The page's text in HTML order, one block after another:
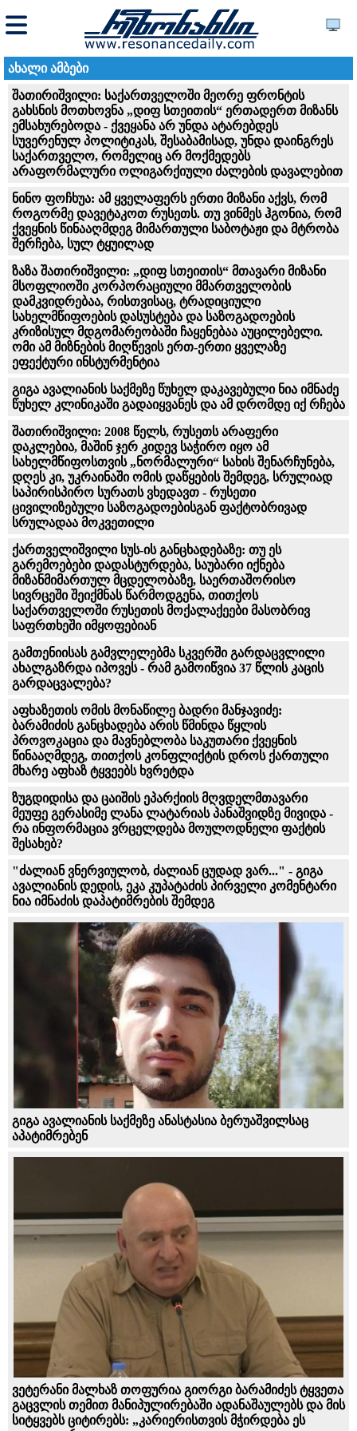
ახალი ამბები
შათირიშვილი: საქართველოში მეორე ფრონტის
გახსნის მოთხოვნა „დიფ სთეითის“ ერთადერთ მიზანს
ემსახურებოდა - ქვეყანა არ უნდა ატარებდეს
სუვერენულ პოლიტიკას, შესაბამისად, უნდა დაინგრეს
საქართველო, რომელიც არ მოქმედებს
არაფორმალური ოლიგარქიული ძალების დავალებით
ნინო ფოჩხუა: ამ ყველაფერს ერთი მიზანი აქვს, რომ
როგორმე დავეტაკოთ რუსეთს. თუ ვინმეს ჰგონია, რომ
ქვეყნის წინააღმდეგ მიმართული საბოტაჟი და მტრობა
შერჩება, სულ ტყუილად
ზაზა შათირიშვილი: „დიფ სთეითის“ მთავარი მიზანი
მსოფლიოში კორპორაციული მმართველობის
დამკვიდრებაა, რისთვისაც, ტრადიციული
სახელმწიფოების დასუსტება და საზოგადოების
კრიზისულ მდგომარეობაში ჩაყენებაა აუცილებელი.
ომი ამ მიზნების მიღწევის ერთ-ერთი ყველაზე
ეფექტური ინსტურმენტია
გიგა ავალიანის საქმეზე წუხელ დაკავებული ნია იმნაძე
წუხელ კლინიკაში გადაიყვანეს და ამ დრომდე იქ რჩება
შათირიშვილი: 2008 წელს, რუსეთს არაფერი
დაკლებია, მაშინ ჯერ კიდევ საჭირო იყო ამ
სახელმწიფოსთვის „ნორმალური“ სახის შენარჩუნება,
დღეს კი, უკრაინაში ომის დაწყების შემდეგ, სრულიად
საპირისპირო სურათს ვხედავთ - რუსეთი
ცივილიზებული საზოგადოებისგან ფაქტობრივად
სრულადაა მოკვეთილი
ქართველიშვილი სუს-ის განცხადებაზე: თუ ეს
გარემოებები დადასტურდება, საუბარი იქნება
მიზანმიმართულ მცდელობაზე, საერთაშორისო
სივრცეში შეიქმნას წარმოდგენა, თითქოს
საქართველოში რუსეთის მოქალაქეები მასობრივ
საფრთხეში იმყოფებიან
გამთენიისას გამვლელებმა სკვერში გარდაცვლილი
ახალგაზრდა იპოვეს - რამ გამოიწვია 37 წლის კაცის
გარდაცვალება?
აფხაზეთის ომის მონაწილე ბადრი მანჯავიძე:
ბარამიძის განცხადება არის წმინდა წყლის
პროვოკაცია და მავნებლობა საკუთარი ქვეყნის
წინააღმდეგ, თითქოს კონფლიქტის დროს ქართული
მხარე აფხაზ ტყვეებს ხვრეტდა
ზუგდიდისა და ცაიშის ეპარქიის მღვდელმთავარი
მეუფე გერასიმე ლანა ლატარიას პანაშვიდზე მივიდა -
რა ინფორმაცია ვრცელდება მოულოდნელი ფაქტის
შესახებ?
"ძა­ლი­ან ვნერ­ვი­უ­ლობ, ძა­ლი­ან ცუ­დად ვარ..." - გიგა
ავა­ლი­ა­ნის დე­დის, ეკა კუ­პა­ტა­ძის პირველი კომენტარი
ნია იმნაძის დაპატიმრების შემდეგ
გიგა ავალიანის საქმეზე ანასტასია ბერუაშვილსაც
აპატიმრებენ
ვეტერანი მალხაზ თოფურია გიორგი ბარამიძეს ტყვეთა
გაცვლის თემით მანიპულირებაში ადანაშაულებს და მის
სიტყვებს ციტირებს: „კარიერისთვის მჭირდება ეს